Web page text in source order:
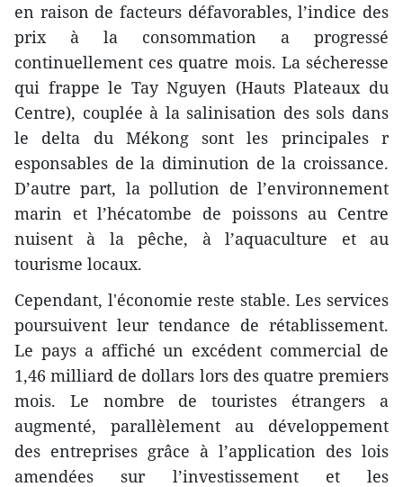
en raison de facteurs défavorables, l’indice des
prix à la consommation a progressé
continuellement ces quatre mois. La sécheresse
qui frappe le Tay Nguyen (Hauts Plateaux du
Centre), couplée ​à la salinisation des sols dans
le delta du Mékong sont les principales r​
esponsables de la diminution de la croissance.
D’autre part, la pollution de l’environnement
marin et l’hécatombe de poissons au Centre
nuisent à la pêche, à l’aquaculture et au
tourisme locaux.
Cependant, l'économie reste stable. Les services
poursuivent leur tendance de rétablissement.
Le pays a affiché un excédent commercial de
1,46 milliard de dollars lors des quatre premiers
mois. Le nombre de touristes étrangers a
augmenté, parallèlement au développement
des entreprises grâce à l’application des lois
amendées sur l’investissement et les